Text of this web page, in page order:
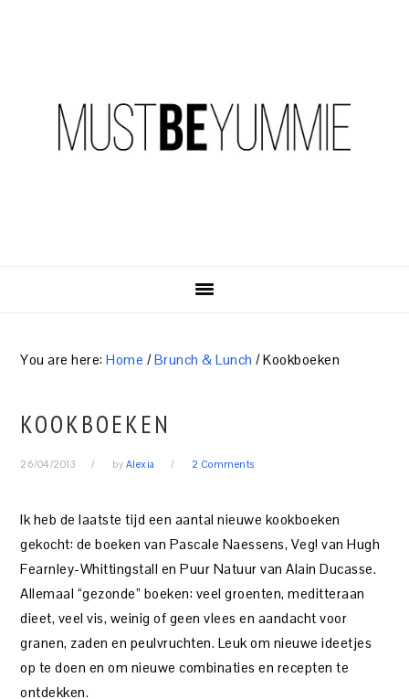
You are here:Home /Brunch & Lunch /Kookboeken
KOOKBOEKEN
26/04/2013 by Alexia 2 Comments
Ik heb de laatste tijd een aantal nieuwe kookboeken
gekocht: de boeken van Pascale Naessens, Veg! van Hugh
Fearnley-Whittingstall en Puur Natuur van Alain Ducasse.
Allemaal “gezonde” boeken: veel groenten, meditteraan
dieet, veel vis, weinig of geen vlees en aandacht voor
granen, zaden en peulvruchten. Leuk om nieuwe ideetjes
op te doen en om nieuwe combinaties en recepten te
ontdekken.